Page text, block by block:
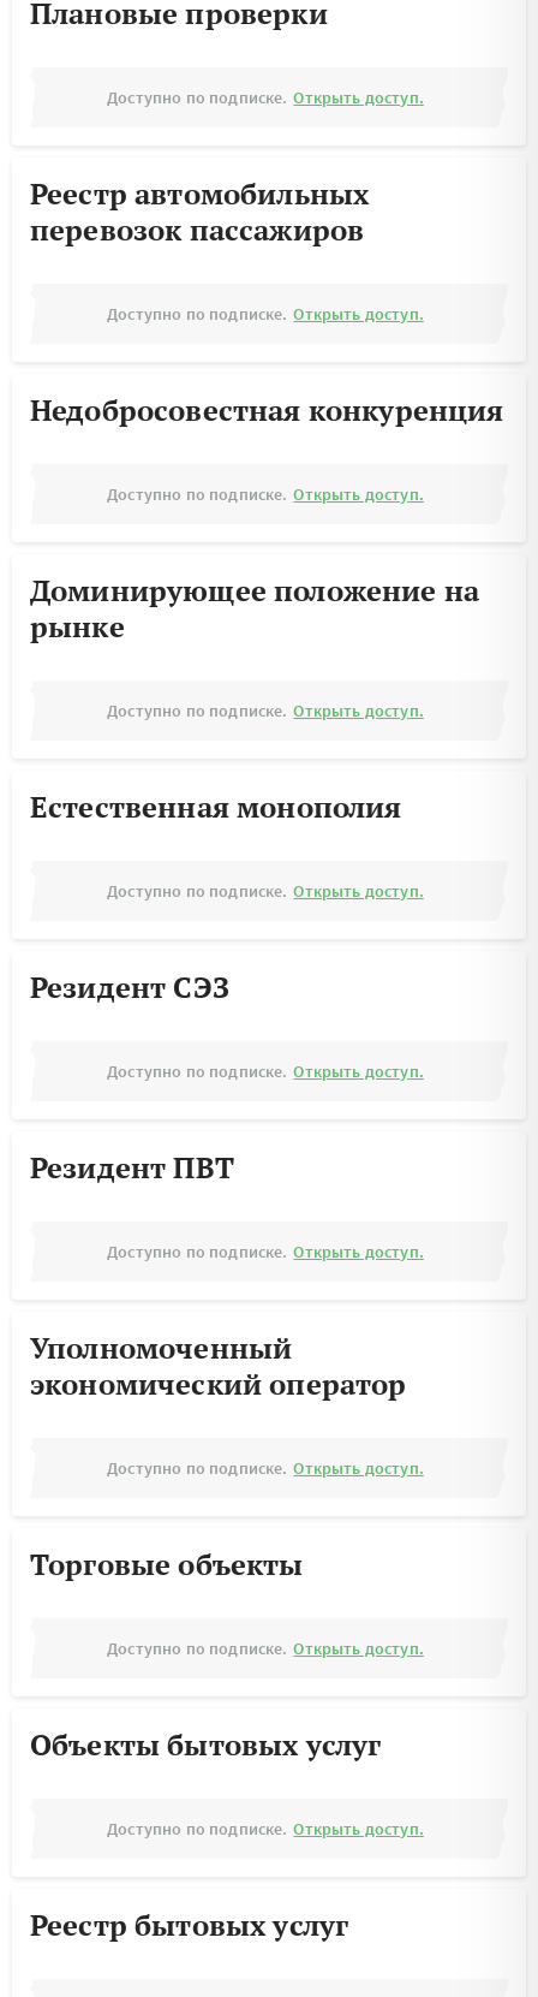
Плановые проверки
Доступно по подписке. Открыть доступ.
Реестр автомобильных
перевозок пассажиров
Доступно по подписке. Открыть доступ.
Недобросовестная конкуренция
Доступно по подписке. Открыть доступ.
Доминирующее положение на
рынке
Доступно по подписке. Открыть доступ.
Естественная монополия
Доступно по подписке. Открыть доступ.
Резидент СЭЗ
Доступно по подписке. Открыть доступ.
Резидент ПВТ
Доступно по подписке. Открыть доступ.
Уполномоченный
экономический оператор
Доступно по подписке. Открыть доступ.
Торговые объекты
Доступно по подписке. Открыть доступ.
Объекты бытовых услуг
Доступно по подписке. Открыть доступ.
Реестр бытовых услуг